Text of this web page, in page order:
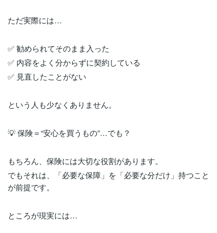
ただ実際には…
✅ 勧められてそのまま入った
✅ 内容をよく分からずに契約している
✅ 見直したことがない
という人も少なくありません。
💡 保険＝“安心を買うもの”…でも？
もちろん、保険には大切な役割があります。
でもそれは、「必要な保障」を「必要な分だけ」持つこと
が前提です。
ところが現実には…